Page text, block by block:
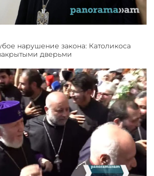
нарушение закона: Католикоса
дверьми